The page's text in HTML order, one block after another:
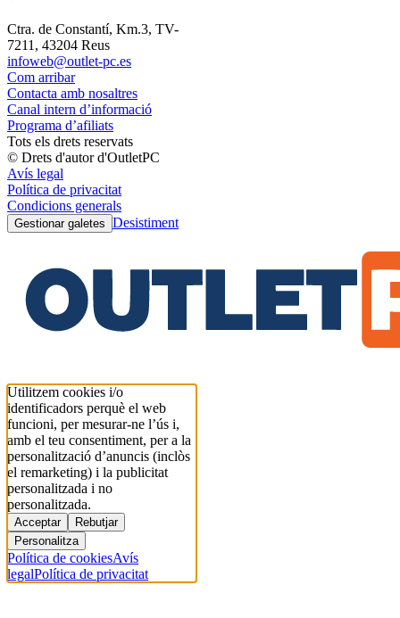
Ctra. de Constantí, Km.3, TV-
7211, 43204 Reus
infoweb@outlet-pc.es
Com arribar
Contacta amb nosaltres
Canal intern d’informació
Programa d’afiliats
Tots els drets reservats
© Drets d'autor d'OutletPC
Avís legal
Política de privacitat
Condicions generals
Gestionar galetes Desistiment
Utilitzem cookies i/o
identificadors perquè el web
funcioni, per mesurar-ne l’ús i,
amb el teu consentiment, per a la
personalització d’anuncis (inclòs
el remarketing) i la publicitat
personalitzada i no
personalitzada.
Acceptar
Rebutjar
Personalitza
Política de cookiesAvís
legalPolítica de privacitat